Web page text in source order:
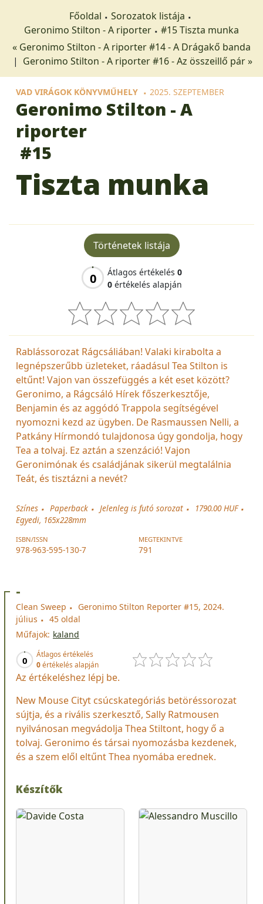
Főoldal
Sorozatok listája
Geronimo Stilton - A riporter
#15 Tiszta munka
« Geronimo Stilton - A riporter #14 - A ​Drágakő banda
| Geronimo Stilton - A riporter #16 - Az összeillő pár »
VAD VIRÁGOK KÖNYVMŰHELY 2025. SZEPTEMBER
Geronimo Stilton - A
riporter
#15
Tiszta munka
Történetek listája
0 Átlagos értékelés 0
0 értékelés alapján
Rablássorozat Rágcsáliában! Valaki kirabolta a
legnépszerűbb üzleteket, ráadásul Tea Stilton is
eltűnt! Vajon van összefüggés a két eset között?
Geronimo, a Rágcsáló Hírek főszerkesztője,
Benjamin és az aggódó Trappola segítségével
nyomozni kezd az ügyben. De Rasmaussen Nelli, a
Patkány Hírmondó tulajdonosa úgy gondolja, hogy
Tea a tolvaj. Ez aztán a szenzáció! Vajon
Geronimónak és családjának sikerül megtalálnia
Teát, és tisztázni a nevét?
Színes Paperback Jelenleg is futó sorozat
1790.00 HUF
Egyedi, 165x228mm
ISBN/ISSN
978-963-595-130-7
MEGTEKINTVE
791
-
Clean Sweep
Geronimo Stilton Reporter #15, 2024.
július
45 oldal
Műfajok: kaland
0
Átlagos értékelés
0értékelés alapján
Az értékeléshez lépj be.
New Mouse Cityt csúcskategóriás betöréssorozat
sújtja, és a rivális szerkesztő, Sally Ratmousen
nyilvánosan megvádolja Thea Stiltont, hogy ő a
tolvaj. Geronimo és társai nyomozásba kezdenek,
és a szem elől eltűnt Thea nyomába erednek.
Készítők